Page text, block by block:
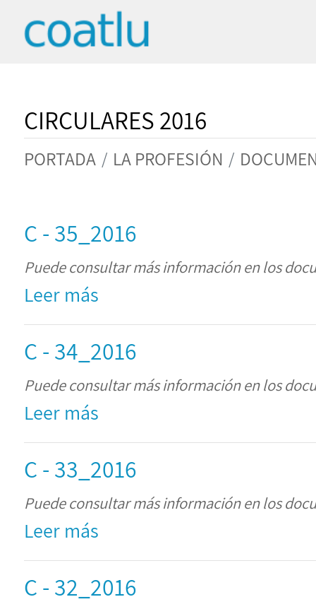
CIRCULARES 2016
PORTADA LA PROFESIÓN
C - 35_2016
Puede consultar más información en los
Leer más
C - 34_2016
Puede consultar más información en los
Leer más
C - 33_2016
Puede consultar más información en los
Leer más
C - 32_2016